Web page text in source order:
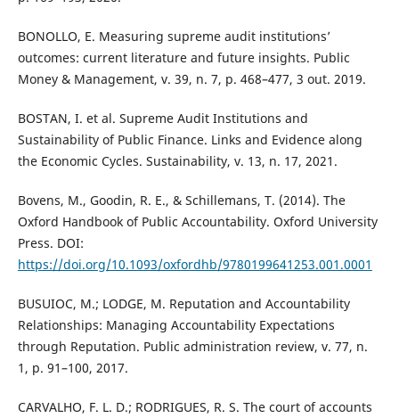
BONOLLO, E. Measuring supreme audit institutions’
outcomes: current literature and future insights. Public
Money & Management, v. 39, n. 7, p. 468–477, 3 out. 2019.
BOSTAN, I. et al. Supreme Audit Institutions and
Sustainability of Public Finance. Links and Evidence along
the Economic Cycles. Sustainability, v. 13, n. 17, 2021.
Bovens, M., Goodin, R. E., & Schillemans, T. (2014). The
Oxford Handbook of Public Accountability. Oxford University
Press. DOI:
https://doi.org/10.1093/oxfordhb/9780199641253.001.0001
BUSUIOC, M.; LODGE, M. Reputation and Accountability
Relationships: Managing Accountability Expectations
through Reputation. Public administration review, v. 77, n.
1, p. 91–100, 2017.
CARVALHO, F. L. D.; RODRIGUES, R. S. The court of accounts